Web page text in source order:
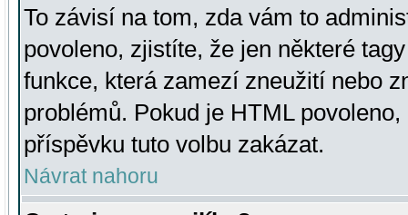
To závisí na tom, zda vám to
povoleno, zjistíte, že jen některé
funkce, která zamezí zneužití nebo
problémů. Pokud je HTML
příspěvku tuto volbu zakázat.
Návrat nahoru